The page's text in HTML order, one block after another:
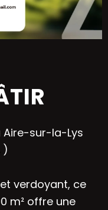
Aire-sur-la-Lys
)
verdoyant, ce
m² offre une